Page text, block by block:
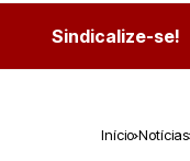
Sindicalize-se!
Início Notícias